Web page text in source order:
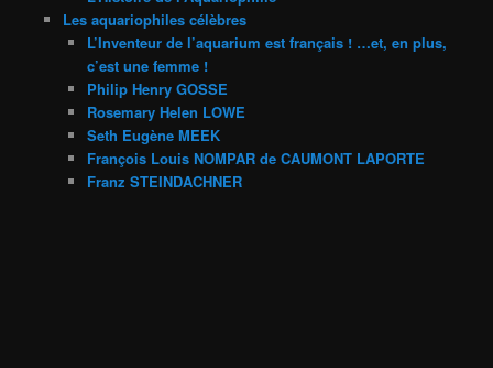
Les aquariophiles célèbres
L’Inventeur de l’aquarium est français ! …et, en plus,
c’est une femme !
Philip Henry GOSSE
Rosemary Helen LOWE
Seth Eugène MEEK
François Louis NOMPAR de CAUMONT LAPORTE
Franz STEINDACHNER